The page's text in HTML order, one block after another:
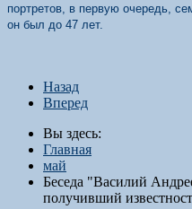
портретов, в первую очередь,
он был до 47 лет.
Назад
Вперед
Вы здесь:
Главная
май
Беседа "Василий
получивший